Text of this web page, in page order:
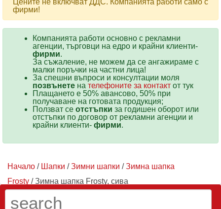
Цените не включват ДДС. Компанията работи само с
фирми!
Компанията работи основно с рекламни
агенции, търговци на едро и крайни клиенти-
фирми.
За съжаление, не можем да се ангажираме с
малки поръчки на частни лица!
За спешни въпроси и консултации моля
позвънете на телефоните за контакт от тук
Плащането е 50% авансово, 50% при
получаване на готовата продукция;
Ползват се отстъпки за годишен оборот или
отстъпки по договор от рекламни агенции и
крайни клиенти- фирми.
Начало / Шапки /Зимни шапки /Зимна шапка
Frosty / Зимна шапка Frosty, сива